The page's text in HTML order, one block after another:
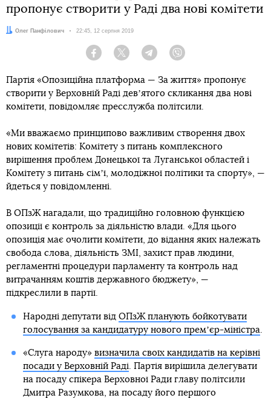
пропонує створити у Раді два нові комітети
Автор:
Олег Панфілович Дата:
22:45, 12 серпня 2019
Facebook Twitter Telegram
Партія «Опозиційна платформа — За життя» пропонує
створити у Верховній Раді девʼятого скликання два нові
комітети, повідомляє пресслужба політсили.
«Ми вважаємо принципово важливим створення двох
нових комітетів: Комітету з питань комплексного
вирішення проблем Донецької та Луганської областей і
Комітету з питань сімʼї, молодіжної політики та спорту», —
йдеться у повідомленні.
В ОПзЖ нагадали, що традиційно головною функцією
опозиції є контроль за діяльністю влади. «Для цього
опозиція має очолити комітети, до відання яких належать
свобода слова, діяльність ЗМІ, захист прав людини,
регламентні процедури парламенту та контроль над
витрачанням коштів державного бюджету», —
підкреслили в партії.
Народні депутати від ОПзЖ планують бойкотувати
голосування за кандидатуру нового премʼєр-міністра.
«Слуга народу» визначила своїх кандидатів на керівні
посади у Верховній Раді. Партія вирішила делегувати
на посаду спікера Верховної Ради главу політсили
Дмитра Разумкова, на посаду його першого